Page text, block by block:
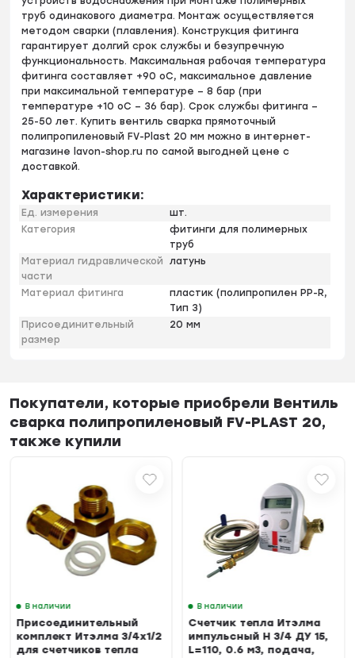
труб одинакового диаметра. Монтаж осуществляется
методом сварки (плавления). Конструкция фитинга
гарантирует долгий срок службы и безупречную
функциональность. Максимальная рабочая температура
фитинга составляет +90 оС, максимальное давление
при максимальной температуре – 8 бар (при
температуре +10 оС – 36 бар). Срок службы фитинга –
25-50 лет. Купить вентиль сварка прямоточный
полипропиленовый FV-Plast 20 мм можно в интернет-
магазине lavon-shop.ru по самой выгодней цене с
доставкой.
Характеристики:
Ед. измерения
шт.
Категория
фитинги для полимерных
труб
Материал гидравлической
части
латунь
Материал фитинга
пластик (полипропилен PP-R,
Тип 3)
Присоединительный
размер
20 мм
Покупатели, которые приобрели Вентиль
сварка полипропиленовый FV-PLAST 20,
также купили
В наличии
Присоединительный
комплект Итэлма 3/4х1/2
для счетчиков тепла
В наличии
Счетчик тепла Итэлма
импульсный Н 3/4 ДУ 15,
L=110, 0.6 м3, подача,